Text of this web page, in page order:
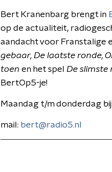
Bert Kranenbarg brengt in
op de actualiteit,
aandacht voor Franstalige
gebaar, De laatste ronde,
toen en het spel De slimste
BertOp5-je!
Maandag t/m donderdag
mail: bert@radio5.nl